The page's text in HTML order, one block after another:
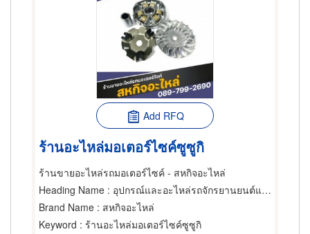
Add RFQ
ร้านอะไหล่มอเตอร์ไซค์ซูซูกิ
ร้านขายอะไหล่รถมอเตอร์ไซค์ - สหกิจอะไหล่
Heading Name : อุปกรณ์และอะไหล่รถจักรยานยนต์และรถสกูตเตอร์,ขายส่งและผู้ผลิตอุปกรณ์และอะไหล่รถจักรยานยนต์และรถสกูตเตอร์,ซ่อมรถจักรยานยนต์และรถสกูตเตอร์
Brand Name : สหกิจอะไหล่
Keyword : ร้านอะไหล่มอเตอร์ไซค์ซูซูกิ